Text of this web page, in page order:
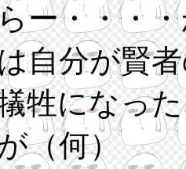
ー・・・
自分が賢
牲になっ
（何）